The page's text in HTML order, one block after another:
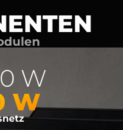
W
W